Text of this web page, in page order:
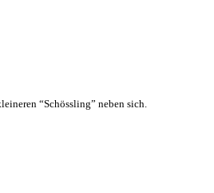
“Schössling” neben sich.